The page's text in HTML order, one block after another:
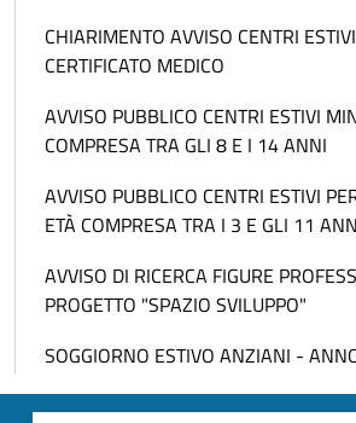
CHIARIMENTO AVVISO CENTRI
CERTIFICATO MEDICO
AVVISO PUBBLICO CENTRI ESTIVI
COMPRESA TRA GLI 8 E I 14 ANNI
AVVISO PUBBLICO CENTRI ESTIVI
ETÀ COMPRESA TRA I 3 E GLI 11
AVVISO DI RICERCA FIGURE
PROGETTO "SPAZIO SVILUPPO"
SOGGIORNO ESTIVO ANZIANI -